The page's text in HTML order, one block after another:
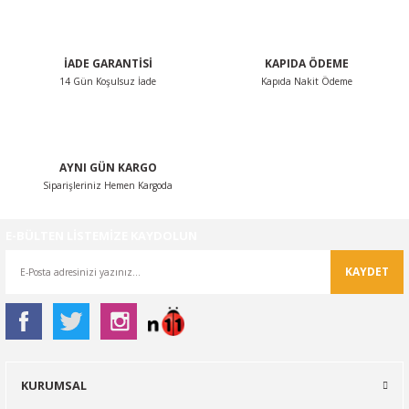
İADE GARANTİSİ
14 Gün Koşulsuz İade
KAPIDA ÖDEME
Kapıda Nakit Ödeme
AYNI GÜN KARGO
Siparişleriniz Hemen Kargoda
KAYDET
KURUMSAL